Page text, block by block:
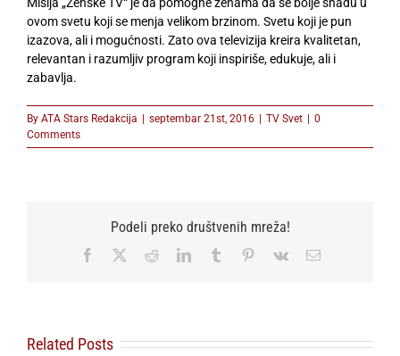
Misija „Ženske TV“ je da pomogne ženama da se bolje snađu u
ovom svetu koji se menja velikom brzinom. Svetu koji je pun
izazova, ali i mogućnosti. Zato ova televizija kreira kvalitetan,
relevantan i razumljiv program koji inspiriše, edukuje, ali i
zabavlja.
By ATA Stars Redakcija septembar 21st, 2016 TV Svet
0
Comments
Podeli preko društvenih mreža!
Facebook RedditLinkedInTumblr Pinterest
Vk Email
Related Posts